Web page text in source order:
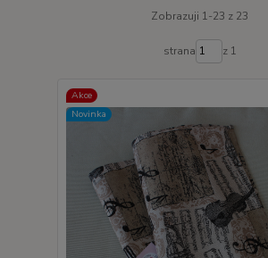
Zobrazuji 1-23 z 23
strana z 1
Akce
Novinka